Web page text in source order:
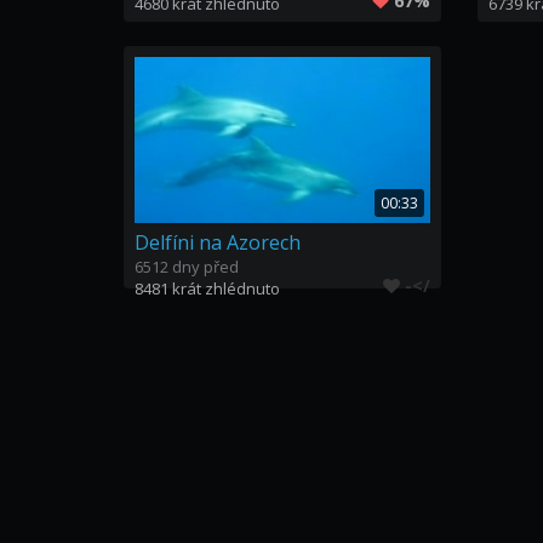
00:33
Delfíni na Azorech
6512 dny před
8481 krát zhlédnuto
-</